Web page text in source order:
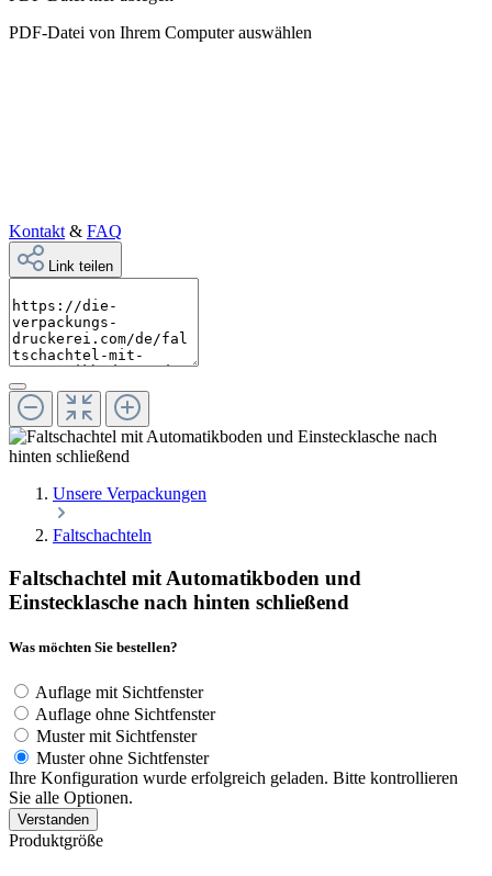
PDF-Datei von Ihrem Computer auswählen
Kontakt & FAQ
Link teilen
Unsere Verpackungen
Faltschachteln
Faltschachtel mit Automatikboden und
Einstecklasche nach hinten schließend
Was möchten Sie bestellen?
Auflage mit Sichtfenster
Auflage ohne Sichtfenster
Muster mit Sichtfenster
Muster ohne Sichtfenster
Ihre Konfiguration wurde erfolgreich geladen. Bitte kontrollieren
Sie alle Optionen.
Verstanden
Produktgröße